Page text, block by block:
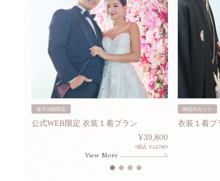
毎月50組限定
公式WEB限定 衣装１着プラン
¥39,800
(税込 ¥43,780)
View More
納品30カット
衣装１着プ